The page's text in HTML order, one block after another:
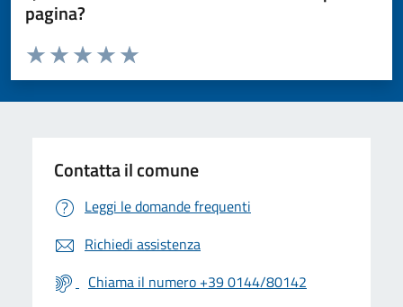
pagina?
Valuta da 1 a 5 stelle la pagina
Valuta 5 stelle su 5
Valuta 4 stelle su 5
Valuta 3 stelle su 5
Valuta 2 stelle su 5
Valuta 1 stelle su 5
Contatta il comune
Leggi le domande frequenti
Richiedi assistenza
Chiama il numero +39 0144/80142